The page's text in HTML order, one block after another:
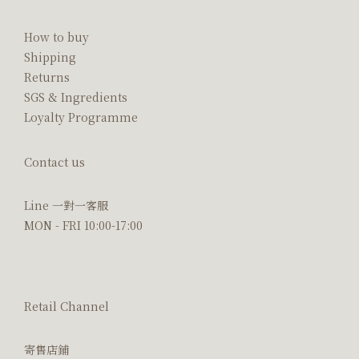
How to buy
Shipping
Returns
SGS & Ingredients
Loyalty Programme
Contact us
Line 一對一客服
MON - FRI 10:00-17:00
Retail Channel
寄售店鋪